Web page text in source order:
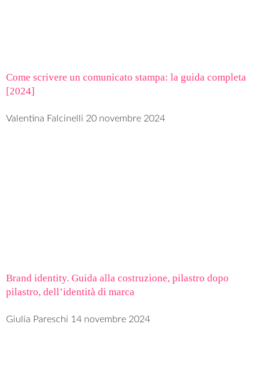
Come scrivere un comunicato stampa: la guida completa
[2024]
Valentina Falcinelli 20 novembre 2024
Brand identity. Guida alla costruzione, pilastro dopo
pilastro, dell’identità di marca
Giulia Pareschi 14 novembre 2024